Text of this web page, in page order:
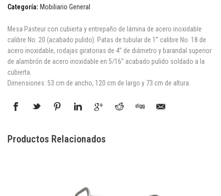
Categoría: Mobiliario General
Mesa Pasteur con cubierta y entrepaño de lámina de acero inoxidable
calibre No. 20 (acabado pulido). Patas de tubular de 1” calibre No. 18 de
acero inoxidable, rodajas giratorias de 4” de diámetro y barandal superior
de alambrón de acero inoxidable en 5/16” acabado pulido soldado a la
cubierta.
Dimensiones: 53 cm de ancho, 120 cm de largo y 73 cm de altura.
Productos Relacionados